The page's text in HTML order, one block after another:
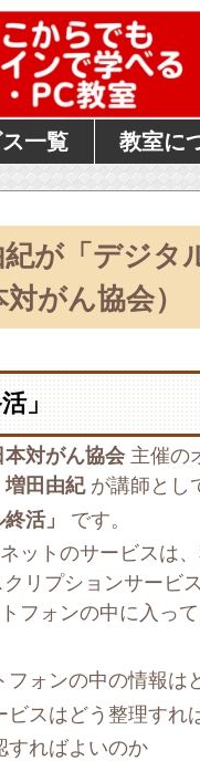
一覧 教室に
が「デジ
がん協会）
」
本対がん協会主催の
増田由紀が講師とし
活」
です。
ットのサービスは
リプションサービ
フォンの中に入って
フォンの中の情報は
ビスはどう整理すれ
すればよいのか